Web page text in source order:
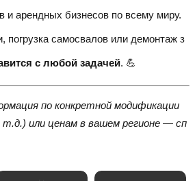
и арендных бизнесов по всему миру.
погрузка самосвалов или демонтаж з
с любой задачей. 💪
по конкретной модификации
т.д.) или ценам в вашем регионе — сп